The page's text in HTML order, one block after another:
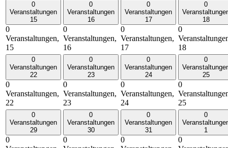
0
Veranstaltungen
15
0
Veranstaltungen,
15
0
Veranstaltungen
16
0
Veranstaltungen,
16
0
Veranstaltungen
17
0
Veranstaltungen,
17
0
18
0
18
0
Veranstaltungen
22
0
Veranstaltungen,
22
0
Veranstaltungen
23
0
Veranstaltungen,
23
0
Veranstaltungen
24
0
Veranstaltungen,
24
0
25
0
25
0
Veranstaltungen
29
0
0
Veranstaltungen
30
0
0
Veranstaltungen
31
0
0
1
0